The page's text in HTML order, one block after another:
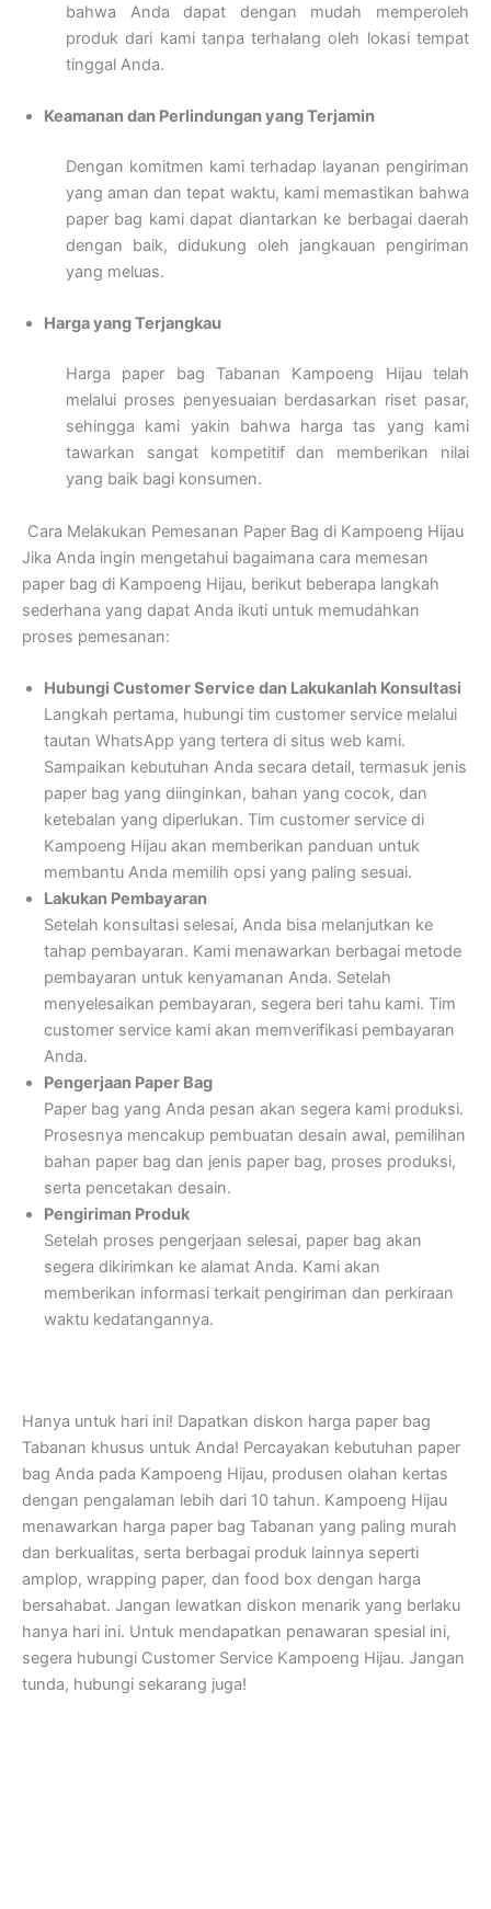
bahwa Anda dapat dengan mudah memperoleh
produk dari kami tanpa terhalang oleh lokasi tempat
tinggal Anda.
Keamanan dan Perlindungan yang Terjamin
Dengan komitmen kami terhadap layanan pengiriman
yang aman dan tepat waktu, kami memastikan bahwa
paper bag kami dapat diantarkan ke berbagai daerah
dengan baik, didukung oleh jangkauan pengiriman
yang meluas.
Harga yang Terjangkau
Harga paper bag Tabanan Kampoeng Hijau telah
melalui proses penyesuaian berdasarkan riset pasar,
sehingga kami yakin bahwa harga tas yang kami
tawarkan sangat kompetitif dan memberikan nilai
yang baik bagi konsumen.
Cara Melakukan Pemesanan Paper Bag di Kampoeng Hijau
Jika Anda ingin mengetahui bagaimana cara memesan
paper bag di Kampoeng Hijau, berikut beberapa langkah
sederhana yang dapat Anda ikuti untuk memudahkan
proses pemesanan:
Hubungi Customer Service dan Lakukanlah Konsultasi
Langkah pertama, hubungi tim customer service melalui
tautan WhatsApp yang tertera di situs web kami.
Sampaikan kebutuhan Anda secara detail, termasuk jenis
paper bag yang diinginkan, bahan yang cocok, dan
ketebalan yang diperlukan. Tim customer service di
Kampoeng Hijau akan memberikan panduan untuk
membantu Anda memilih opsi yang paling sesuai.
Lakukan Pembayaran
Setelah konsultasi selesai, Anda bisa melanjutkan ke
tahap pembayaran. Kami menawarkan berbagai metode
pembayaran untuk kenyamanan Anda. Setelah
menyelesaikan pembayaran, segera beri tahu kami. Tim
customer service kami akan memverifikasi pembayaran
Anda.
Pengerjaan Paper Bag
Paper bag yang Anda pesan akan segera kami produksi.
Prosesnya mencakup pembuatan desain awal, pemilihan
bahan paper bag dan jenis paper bag, proses produksi,
serta pencetakan desain.
Pengiriman Produk
Setelah proses pengerjaan selesai, paper bag akan
segera dikirimkan ke alamat Anda. Kami akan
memberikan informasi terkait pengiriman dan perkiraan
waktu kedatangannya.
Hanya untuk hari ini! Dapatkan diskon harga paper bag
Tabanan khusus untuk Anda! Percayakan kebutuhan paper
bag Anda pada Kampoeng Hijau, produsen olahan kertas
dengan pengalaman lebih dari 10 tahun. Kampoeng Hijau
menawarkan harga paper bag Tabanan yang paling murah
dan berkualitas, serta berbagai produk lainnya seperti
amplop, wrapping paper, dan food box dengan harga
bersahabat. Jangan lewatkan diskon menarik yang berlaku
hanya hari ini. Untuk mendapatkan penawaran spesial ini,
segera hubungi Customer Service Kampoeng Hijau. Jangan
tunda, hubungi sekarang juga!